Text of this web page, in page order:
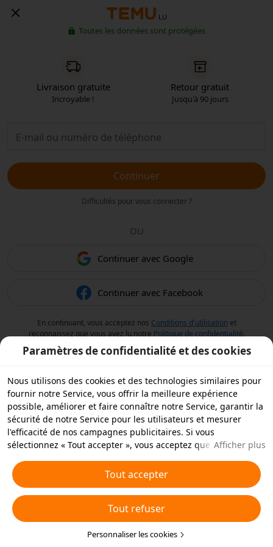
LU
Toutes les données sont protégées
Livraison gratuite
Incroyable !
Retour gratuit
Jusqu'à 90 jours
Continuer
Difficultés pour vous connecter ?
OU
Continuer avec Google
Continuer avec Facebook
En continuant, vous acceptez nos Conditions d'utilisation et
reconnaissez que vous avez lu notre Politique de confidentialité.
Paramètres de confidentialité et des cookies
Nous utilisons des cookies et des technologies similaires pour
fournir notre Service, vous offrir la meilleure expérience
possible, améliorer et faire connaître notre Service, garantir la
sécurité de notre Service pour les utilisateurs et mesurer
l'efficacité de nos campagnes publicitaires. Si vous
sélectionnez « Tout accepter », vous acceptez que nous et nos
similaires sur votre appareil à des fins publicitaires. Vous
pouvez aussi « rejeter tous » les cookies non essentiels ou
choisir les types de cookies que vous souhaitez accepter ou
rejeter à tout moment dans vos paramètres de confidentialité
ou en cliquant sur « Personnaliser les cookies » ci-dessous.
Pour plus de détails, consultez notrePolitique relative aux
Afficher plus
Tout accepter
Tout refuser
Personnaliser les cookies